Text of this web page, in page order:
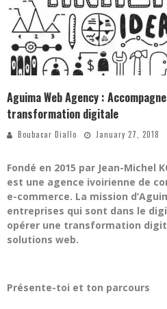
Aguima Web Agency :
transformation digitale
Boubacar Diallo January 27, 2018
Fondé en 2015 par Jean-Michel
est une agence ivoirienne de
e-commerce. La mission
entreprises qui sont dans le
opérer une transformation
solutions web.
Présente-toi et ton parcours